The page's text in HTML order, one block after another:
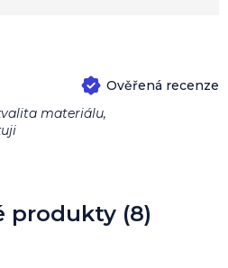
produkty (8)
je 5 z 5 hvězdiček.
materiálu,